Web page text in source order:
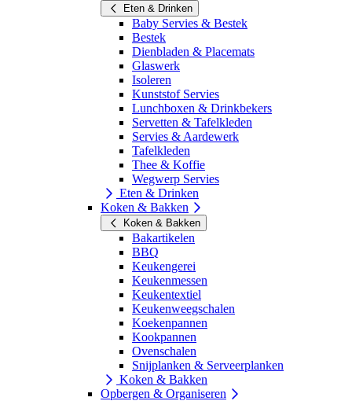
Eten & Drinken
Baby Servies & Bestek
Bestek
Dienbladen & Placemats
Glaswerk
Isoleren
Kunststof Servies
Lunchboxen & Drinkbekers
Servetten & Tafelkleden
Servies & Aardewerk
Tafelkleden
Thee & Koffie
Wegwerp Servies
Eten & Drinken
Koken & Bakken
Koken & Bakken
Bakartikelen
BBQ
Keukengerei
Keukenmessen
Keukentextiel
Keukenweegschalen
Koekenpannen
Kookpannen
Ovenschalen
Snijplanken & Serveerplanken
Koken & Bakken
Opbergen & Organiseren